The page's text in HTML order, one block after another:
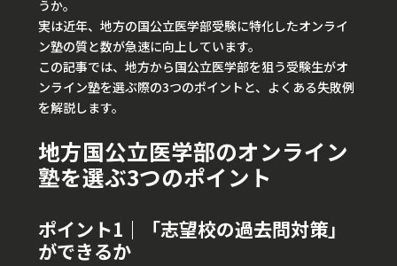
うか。
実は近年、地方の国公立医学部受験に特化したオンライ
ン塾の質と数が急速に向上しています。
この記事では、地方から国公立医学部を狙う受験生がオ
ンライン塾を選ぶ際の3つのポイントと、よくある失敗例
を解説します。
地方国公立医学部のオンライン
塾を選ぶ3つのポイント
ポイント1｜「志望校の過去問対策」
ができるか